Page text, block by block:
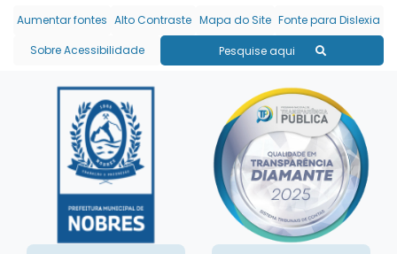
Seção de atalhos e
Ir para o conteúdo [alt+1]
Ir para o menu [alt+2]
Ir para a busca [alt+3]
Ir para o rodapé [alt+4]
Aumentar fontes Alto Contraste Mapa do Site Fonte para Dislexia
Sobre Acessibilidade
Pesquise aqui